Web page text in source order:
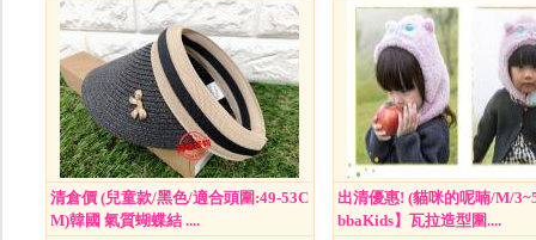
清倉價 (兒童款/黑色/適合頭圍:49-53C
M)韓國 氣質蝴蝶結 ....
出清優惠! (貓咪的呢喃/M/
bbaKids】瓦拉造型圍....